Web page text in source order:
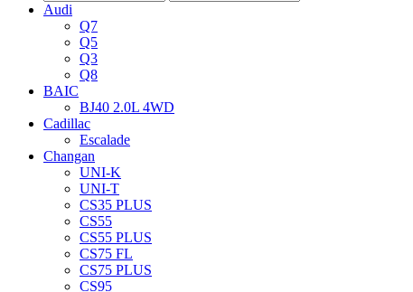
Audi
Q7
Q5
Q3
Q8
BAIC
BJ40 2.0L 4WD
Cadillac
Escalade
Changan
UNI-K
UNI-T
CS35 PLUS
CS55
CS55 PLUS
CS75 FL
CS75 PLUS
CS95